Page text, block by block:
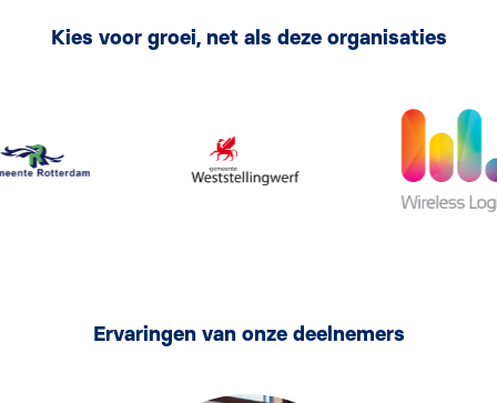
Kies voor groei, net als deze organisaties
Ervaringen van onze deelnemers